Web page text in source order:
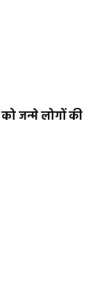
जन्मे लोगों की